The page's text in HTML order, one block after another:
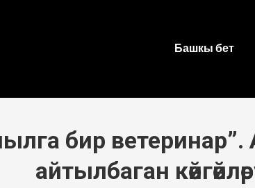
Башкы бет
бир
айтылбаган